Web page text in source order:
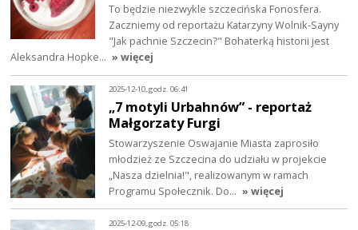
To będzie niezwykle szczecińska Fonosfera.
Zaczniemy od reportażu Katarzyny Wolnik-Sayny
"Jak pachnie Szczecin?" Bohaterką historii jest
Aleksandra Hopke… » więcej
2025-12-10, godz. 06:41
„7 motyli Urbahnów” - reportaż
Małgorzaty Furgi
Stowarzyszenie Oswajanie Miasta zaprosiło
młodzież ze Szczecina do udziału w projekcie
„Nasza dzielnia!", realizowanym w ramach
Programu Społecznik. Do… » więcej
2025-12-09, godz. 05:18